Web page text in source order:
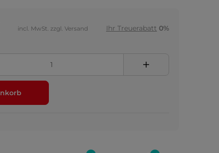
incl. MwSt. zzgl. Versand Ihr Treuerabatt 0%